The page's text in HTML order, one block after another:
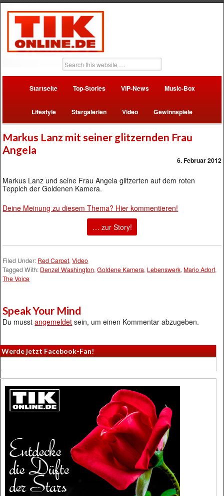
Startseite Top-Stories VIP-News Music-Box
Lifestyle Stargalerien Video Gewinnspiele
Markus Lanz mit seiner glitzernden Frau
Angela
6. Februar 2012
Markus Lanz und seine Frau Angela glitzerten auf dem roten
Teppich der Goldenen Kamera.
Deine Meinung zu diesem Thema? Hier kommentieren!
… zur Story!
Filed Under: Red Carpet,Video
Tagged With: Denzel Washington,Goldene Kamera, Lebenswerk, Mario Adorf,
The Voice
Speak Your Mind
Du musstangemeldet sein, um einen Kommentar abzugeben.
Werde jetzt Facebook-Fan!